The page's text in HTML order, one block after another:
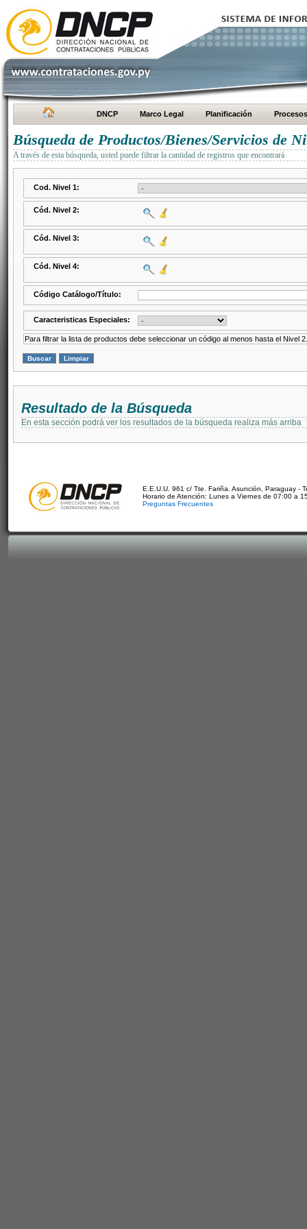
DNCP Marco Legal Planificación Procesos
Búsqueda de Productos/Bienes/Servicios de
A través de esta búsqueda, usted puede filtrar la cantidad de registros que encontrará
Cod. Nivel 1:
Cód. Nivel 2:
Cód. Nivel 3:
Cód. Nivel 4:
Código Catálogo/Título:
Caracteristicas Especiales:
Para filtrar la lista de productos debe seleccionar un código al menos hasta el Nivel 2.
Resultado de la Búsqueda
En esta sección podrá ver los resultados de la búsqueda realiza más arriba
E.E.U.U. 961 c/ Tte. Fariña. Asunción, Paraguay -
Horario de Atención: Lunes a Viernes de 07:00 a
Preguntas Frecuentes